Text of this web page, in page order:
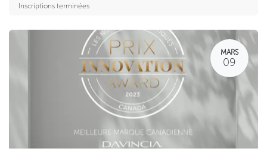
Inscriptions terminées
MARS
09